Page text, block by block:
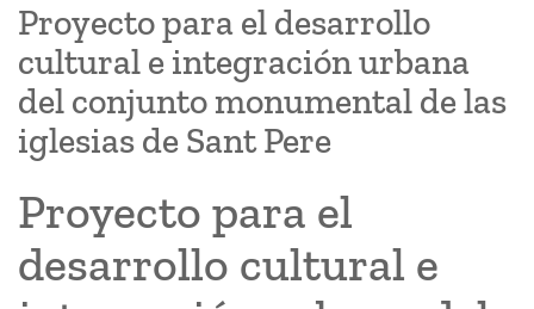
Proyecto para el desarrollo
cultural e integración urbana
del conjunto monumental de las
iglesias de Sant Pere
Proyecto para el
desarrollo cultural e